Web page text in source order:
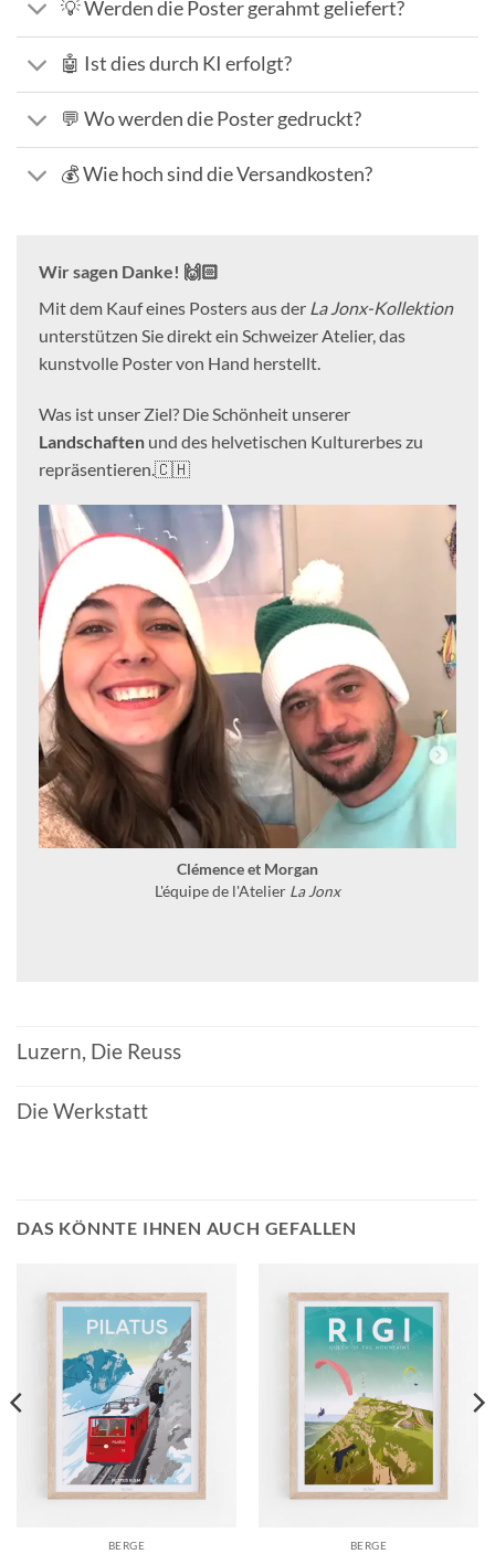
💡 Werden die Poster gerahmt geliefert?
🤖 Ist dies durch KI erfolgt?
💬 Wo werden die Poster gedruckt?
💰 Wie hoch sind die Versandkosten?
Wir sagen Danke! 🙌🏻
Mit dem Kauf eines Posters aus der La Jonx-Kollektion
unterstützen Sie direkt ein Schweizer Atelier, das
kunstvolle Poster von Hand herstellt.
Was ist unser Ziel? Die Schönheit unserer
Landschaften und des helvetischen Kulturerbes zu
repräsentieren.🇨🇭
Clémence et Morgan
L'équipe de l'Atelier La Jonx
Luzern, Die Reuss
Die Werkstatt
DAS KÖNNTE IHNEN AUCH GEFALLEN
BERGE BERGE